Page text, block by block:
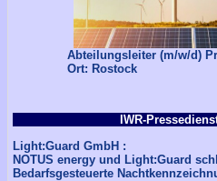
Abteilungsleiter (m/w/d)
Ort: Rostock
IWR-
Light:Guard GmbH :
NOTUS energy und Light:Guard
Bedarfsgesteuerte